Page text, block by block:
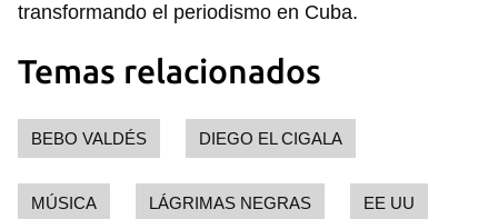
transformando el periodismo en Cuba.
Temas relacionados
BEBO VALDÉS DIEGO EL CIGALA
MÚSICA LÁGRIMAS NEGRAS EE UU